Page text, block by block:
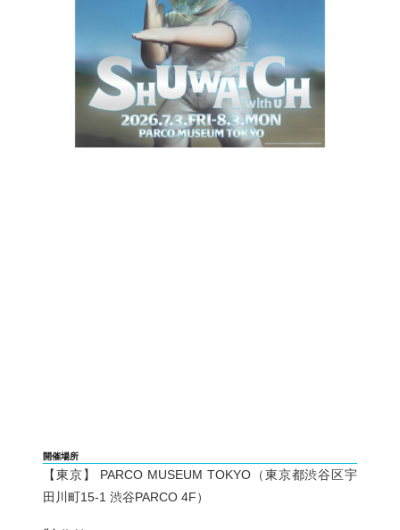
開催場所
【東京】 PARCO MUSEUM TOKYO（東京都渋谷区宇
田川町15-1 渋谷PARCO 4F）